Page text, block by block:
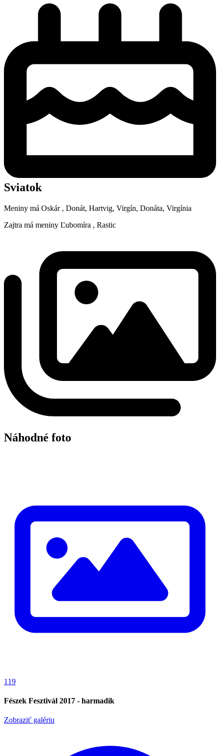
Sviatok
Meniny má Oskár , Donát, Hartvig, Virgín, Donáta, Virgínia
Zajtra má meniny Ľubomíra , Rastic
Náhodné foto
119
Fészek Fesztivál 2017 - harmadik
Zobraziť galériu